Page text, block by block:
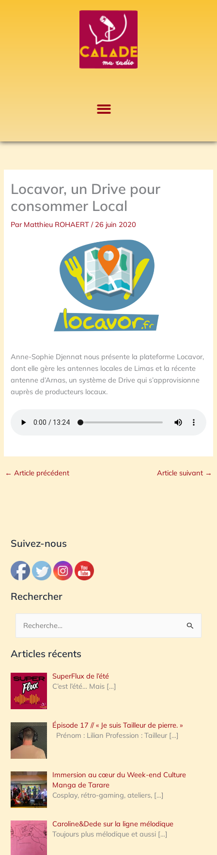
Locavor, un Drive pour
consommer Local
Par Matthieu ROHAERT/ 26 juin 2020
Anne-Sophie Djennat nous présente la plateforme Locavor,
dont elle gère les antennes locales de Limas et la récente
antenne d’Arnas, un système de Drive qui s’approvisionne
auprès de producteurs locaux.
← Article précédent Article suivant →
Suivez-nous
Rechercher
c
e
r
c
h
e
:
Articles récents
SuperFlux de l’été
C’est l’été… Mais […]
Épisode 17 // « Je suis Tailleur de pierre. »
Prénom : Lilian Profession : Tailleur […]
Immersion au cœur du Week-end Culture
Manga de Tarare
Cosplay, rétro-gaming, ateliers, […]
Caroline&Dede sur la ligne mélodique
Toujours plus mélodique et aussi […]